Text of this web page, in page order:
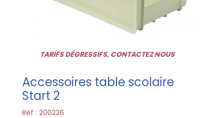
TARIFS DÉGRESSIFS, CONTACTEZ NOUS
Accessoires table scolaire
Start 2
Réf : 200226